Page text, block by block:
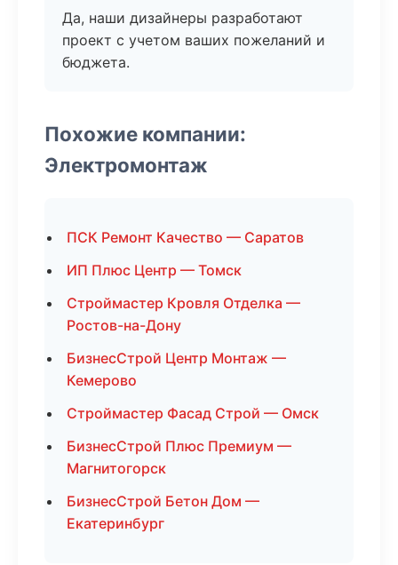
Да, наши дизайнеры разработают
проект с учетом ваших пожеланий и
бюджета.
Похожие компании:
Электромонтаж
ПСК Ремонт Качество — Саратов
ИП Плюс Центр — Томск
Строймастер Кровля Отделка —
Ростов-на-Дону
БизнесСтрой Центр Монтаж —
Кемерово
Строймастер Фасад Строй — Омск
БизнесСтрой Плюс Премиум —
Магнитогорск
БизнесСтрой Бетон Дом —
Екатеринбург